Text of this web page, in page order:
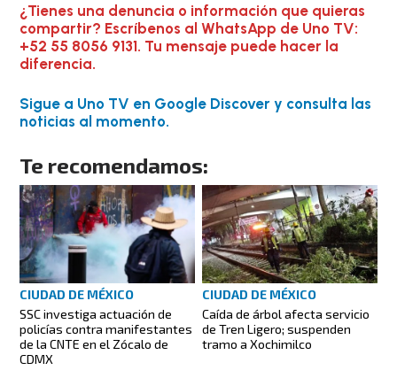
¿Tienes una denuncia o información que quieras
compartir? Escríbenos al WhatsApp de Uno TV:
+52 55 8056 9131. Tu mensaje puede hacer la
diferencia.
Sigue a Uno TV en Google Discover y consulta las
noticias al momento.
Te recomendamos:
CIUDAD DE MÉXICO
SSC investiga actuación de
policías contra manifestantes
de la CNTE en el Zócalo de
CDMX
CIUDAD DE MÉXICO
Caída de árbol afecta servicio
de Tren Ligero; suspenden
tramo a Xochimilco